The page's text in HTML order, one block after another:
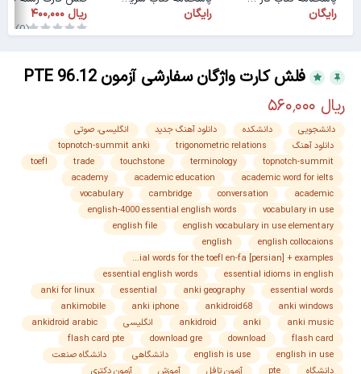
رایگان رایگان
(0)
فلش کارت واژگان سفارشی آزمون PTE 96.12
دانشجویی دانشکده دانلود آهنگ جدید
انگلیسی، صوتی
دانلود آهنگ
trigonometric relations
topnotch-summit anki
topnotch-summit
terminology
touchstone
trade
toefl
academic word for ielts
academic education
academy
academic
conversation
cambridge
vocabulary
vocabulary in use
english-4000 essential english words
english vocabulary in use elementary
english file
english collocaions
english
essential words for the toefl en-fa [persian] + examples
essential idioms in english
essential english words
essential words
anki geography
essential
anki for linux
anki windows
ankidroid68
anki iphone
ankimobile
anki music
anki
ankidroid انگلیسی
ankidroid arabic
flash card
download
download gre
flash card pte
english in use
english is use دانشگاهی
دانشگاه صنعت